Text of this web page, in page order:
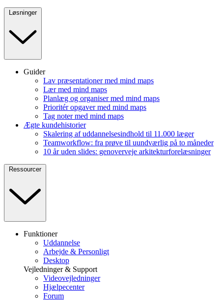
Løsninger
Guider
Lav præsentationer med mind maps
Lær med mind maps
Planlæg og organiser med mind maps
Prioritér opgaver med mind maps
Tag noter med mind maps
Ægte kundehistorier
Skalering af uddannelsesindhold til 11.000 læger
Teamworkflow: fra prøve til uundværlig på to måneder
10 år uden slides: genoverveje arkitekturforelæsninger
Ressourcer
Funktioner
Uddannelse
Arbejde & Personligt
Desktop
Vejledninger & Support
Videovejledninger
Hjælpecenter
Forum